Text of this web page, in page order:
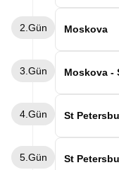
2.Gün Moskova
Metrosu &
aracımız
en önemli
3.Gün Moskova -
odaları
oluyoruz.
aracımızla
4.Gün St
5.Gün St